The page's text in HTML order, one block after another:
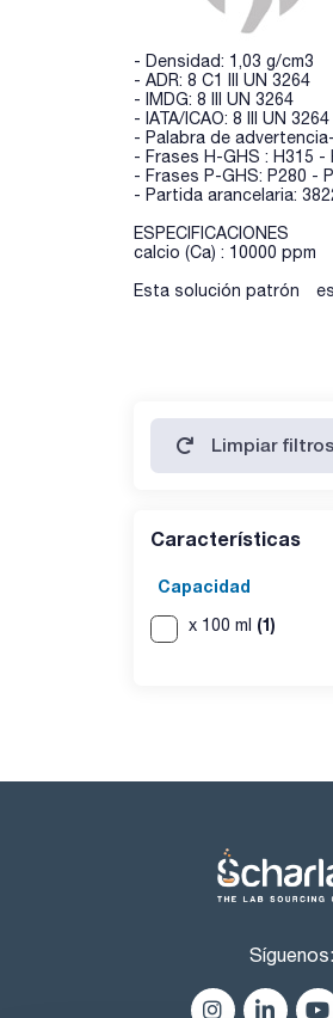
- Densidad: 1,03 g/cm3
- ADR: 8 C1 III UN 3264
- IMDG: 8 III UN 3264
- IATA/ICAO: 8 III UN 3264
- Palabra de
- Frases H-GHS : H315 -
- Frases P-GHS: P280 -
- Partida arancelaria:
ESPECIFICACIONES
calcio (Ca) : 10000 ppm
Esta solución patrón
Limpiar filtros
Características
Capacidad
x 100 ml (1)
Síguenos: